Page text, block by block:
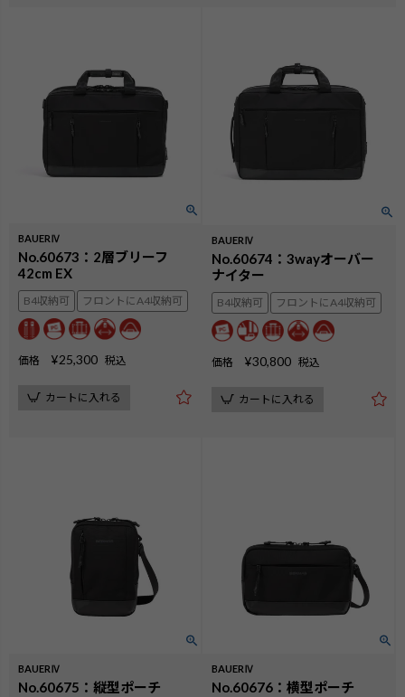
BAUERⅣ
No.60673：2層ブリーフ
42cm EX
B4収納可 フロントにA4収納可
価格 ¥25,300 税込
カートに入れる
BAUERⅣ
No.60674：3wayオーバー
ナイター
B4収納可 フロントにA4収納可
価格 ¥30,800 税込
カートに入れる
BAUERⅣ
No.60675：縦型ポーチ
BAUERⅣ
No.60676：横型ポーチ